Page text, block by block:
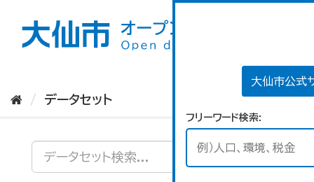
大仙市公式
フリーワード検索
データセット